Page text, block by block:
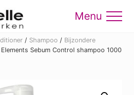
Menu
/ Shampoo / Bijzondere
Sebum Control shampoo 1000